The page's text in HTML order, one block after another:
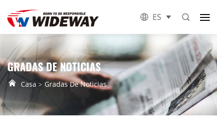
ES
GRADAS DE NOTICIAS
Casa Gradas De Noticias